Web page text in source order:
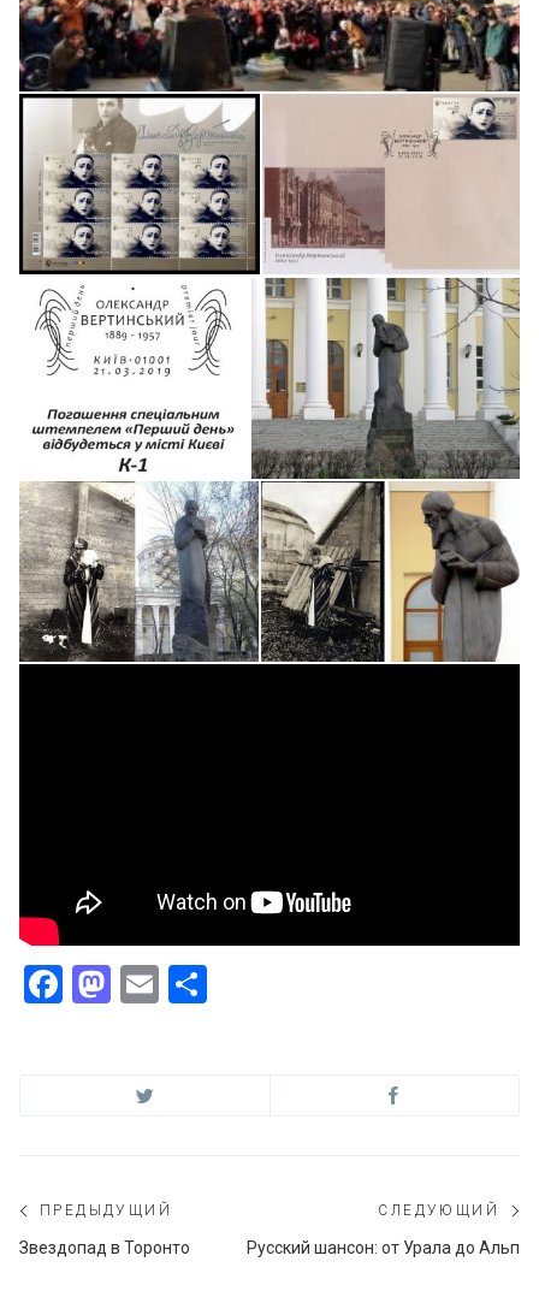
Facebook
Mastodon
Email
Навигация
по
ПРЕДЫДУЩИЙ
Предыдущий
Звездопад в Торонто
СЛЕДУЮЩИЙ
Русский шансон: от Урала до Альп